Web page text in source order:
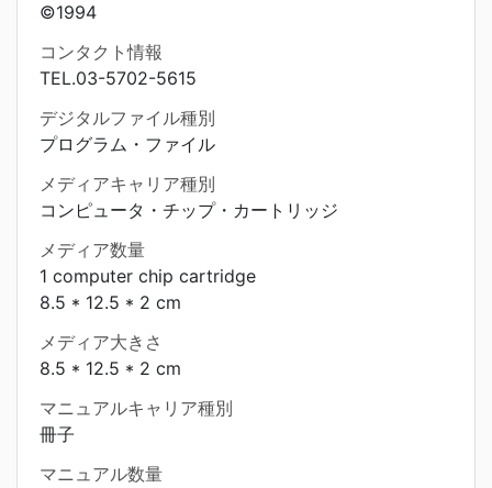
©1994
コンタクト情報
TEL.03-5702-5615
デジタルファイル種別
プログラム・ファイル
メディアキャリア種別
コンピュータ・チップ・カートリッジ
メディア数量
1 computer chip cartridge
8.5 * 12.5 * 2 cm
メディア大きさ
8.5 * 12.5 * 2 cm
マニュアルキャリア種別
冊子
マニュアル数量